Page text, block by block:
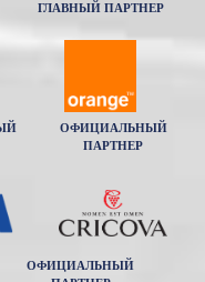
ГЛАВНЫЙ ПАРТНЕР
ОФИЦИАЛЬНЫЙ
ПАРТНЕР
ОФИЦИАЛЬНЫЙ